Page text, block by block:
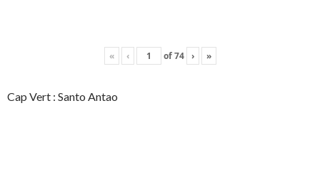
« ‹ of74 › »
Cap Vert : Santo Antao